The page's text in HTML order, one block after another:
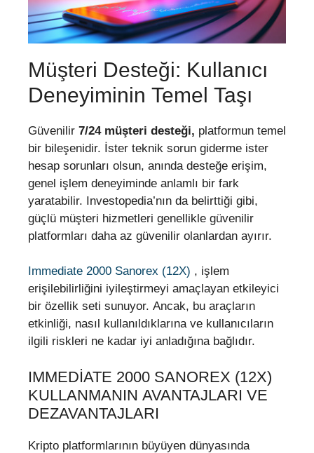
Müşteri Desteği: Kullanıcı
Deneyiminin Temel Taşı
Güvenilir 7/24 müşteri desteği, platformun temel
bir bileşenidir. İster teknik sorun giderme ister
hesap sorunları olsun, anında desteğe erişim,
genel işlem deneyiminde anlamlı bir fark
yaratabilir. Investopedia’nın da belirttiği gibi,
güçlü müşteri hizmetleri genellikle güvenilir
platformları daha az güvenilir olanlardan ayırır.
Immediate 2000 Sanorex (12X) , işlem
erişilebilirliğini iyileştirmeyi amaçlayan etkileyici
bir özellik seti sunuyor. Ancak, bu araçların
etkinliği, nasıl kullanıldıklarına ve kullanıcıların
ilgili riskleri ne kadar iyi anladığına bağlıdır.
IMMEDIATE 2000 SANOREX (12X)
KULLANMANIN AVANTAJLARI VE
DEZAVANTAJLARI
Kripto platformlarının büyüyen dünyasında